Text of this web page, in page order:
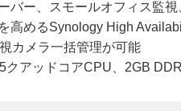
バー、スモールオフィス監
高めるSynology High
カメラ一括管理が可能
クアッドコアCPU、2GB